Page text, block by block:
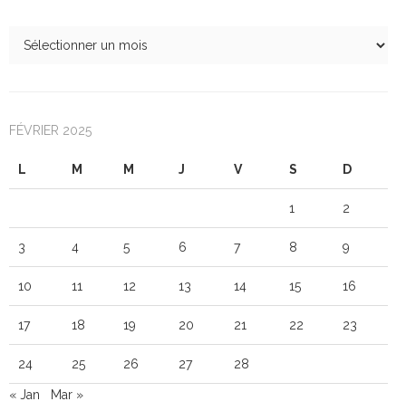
FÉVRIER 2025
L M M J V S D
1 2
3 4 5 6 7 8 9
10 11 12 13 14 15 16
17 18 19 20 21 22 23
24 25 26 27 28
« Jan Mar »